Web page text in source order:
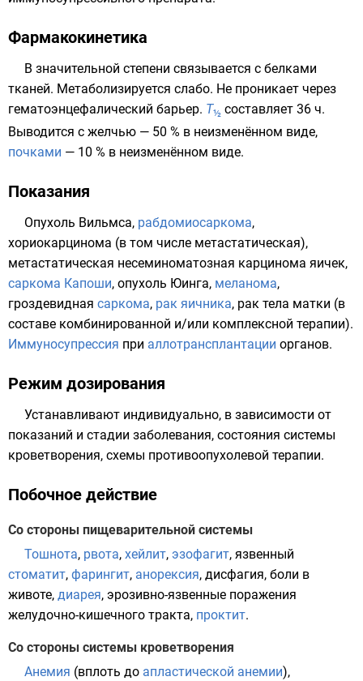
Фармакокинетика
В значительной степени связывается с белками
тканей. Метаболизируется слабо. Не проникает через
гематоэнцефалический барьер. T½ составляет 36 ч.
Выводится с желчью — 50 % в неизменённом виде,
почками — 10 % в неизменённом виде.
Показания
Опухоль Вильмса, рабдомиосаркома,
хориокарцинома (в том числе метастатическая),
метастатическая несеминоматозная карцинома яичек,
саркома Капоши, опухоль Юинга, меланома,
гроздевидная саркома, рак яичника, рак тела матки (в
составе комбинированной и/или комплексной терапии).
Иммуносупрессия при аллотрансплантации органов.
Режим дозирования
Устанавливают индивидуально, в зависимости от
показаний и стадии заболевания, состояния системы
кроветворения, схемы противоопухолевой терапии.
Побочное действие
Со стороны пищеварительной системы
Тошнота, рвота, хейлит, эзофагит, язвенный
стоматит, фарингит, анорексия, дисфагия, боли в
животе, диарея, эрозивно-язвенные поражения
желудочно-кишечного тракта, проктит.
Со стороны системы кроветворения
Анемия (вплоть до апластической анемии),